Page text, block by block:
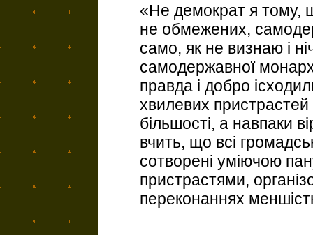
«Не демократ я тому,
не обмежених,
само, як не визнаю і
самодержавної
правда і добро
хвилевих
більшості, а навпаки
вчить, що всі
сотворені уміючою
пристрастями,
переконаннях